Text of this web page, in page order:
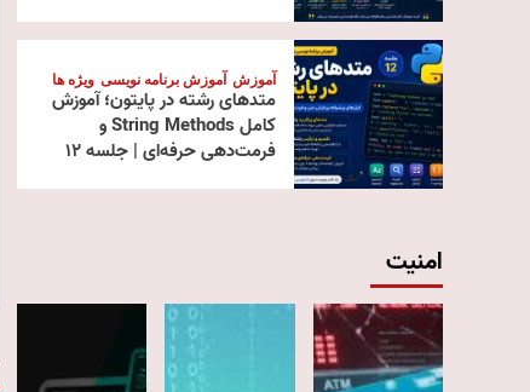
آموزش آموزش برنامه نویسی ویژه ها
متدهای رشته در پایتون؛ آموزش
کامل String Methods و
فرمت‌دهی حرفه‌ای | جلسه ۱۲
امنیت